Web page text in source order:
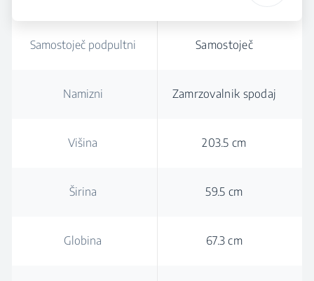
Samostoječ podpultni Samostoječ
Namizni Zamrzovalnik spodaj
Višina 203.5 cm
Širina 59.5 cm
Globina 67.3 cm